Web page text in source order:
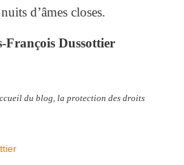
d’âmes closes.
François Dussottier
du blog, la protection des droits